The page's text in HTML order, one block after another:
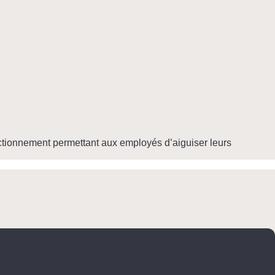
permettant aux employés d’aiguiser leurs